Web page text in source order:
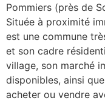
Pommiers (près de
Située à proximité
est une commune
et son cadre
village, son marché
disponibles, ainsi
acheter ou vendre